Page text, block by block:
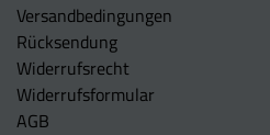
Versandbedingungen
Rücksendung
Widerrufsrecht
Widerrufsformular
AGB